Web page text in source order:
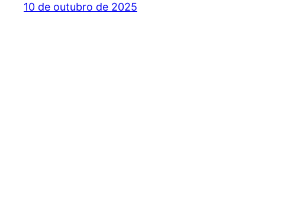
10 de outubro de 2025